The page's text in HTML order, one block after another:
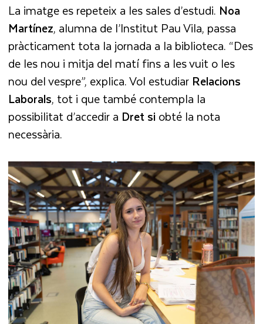
La imatge es repeteix a les sales d’estudi. Noa
Martínez, alumna de l’Institut Pau Vila, passa
pràcticament tota la jornada a la biblioteca. “Des
de les nou i mitja del matí fins a les vuit o les
nou del vespre”, explica. Vol estudiar Relacions
Laborals, tot i que també contempla la
possibilitat d’accedir a Dret siobté la nota
necessària.